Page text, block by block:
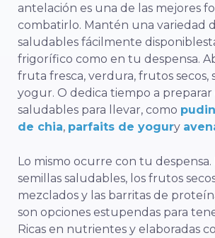
antelación es una de las mejores
combatirlo. Mantén una variedad
saludables fácilmente disponibles
frigorífico como en tu despensa.
fruta fresca, verdura, frutos secos,
yogur. O dedica tiempo a preparar
saludables para llevar, como
de chia, parfaits de yogury
Lo mismo ocurre con tu despensa.
semillas saludables, los frutos
mezclados y las barritas de
son opciones estupendas para
Ricas en nutrientes y elaboradas